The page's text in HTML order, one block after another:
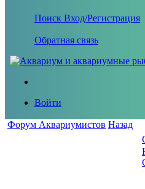
Поиск Вход/Регистрация
Обратная связь
Войти
Форум Аквариумистов Назад